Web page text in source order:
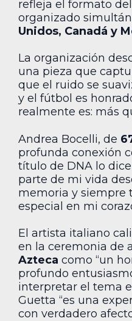
refleja el formato
organizado
Unidos, Canadá y
La organización
una pieza que
que el ruido se
y el fútbol es
realmente es: más
Andrea Bocelli, de
profunda conexión
título de DNA lo
parte de mi vida
memoria y siempre
especial en mi
El artista italiano
en la ceremonia de
Azteca como “un
profundo
interpretar el tema
Guetta “es una
con verdadero